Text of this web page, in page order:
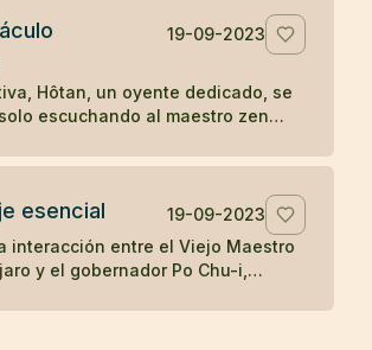
de un arco, desmitificando
recuperando su salud. La narrativa
la mente puede ser engañada
erróneas, y cómo el
de la realidad puede aliviar los
19-09-2023
Hôtan, un oyente dedicado, se
escuchando al maestro zen
la renuencia del maestro a
ilustrar que solo él valora y
la enseñanza del maestro, mientras
asistentes eran igual de vacíos
como las muñecas, resaltando
esencial
19-09-2023
interacción entre el Viejo Maestro
y el gobernador Po Chu-i,
budista de hacer el bien y cultivar